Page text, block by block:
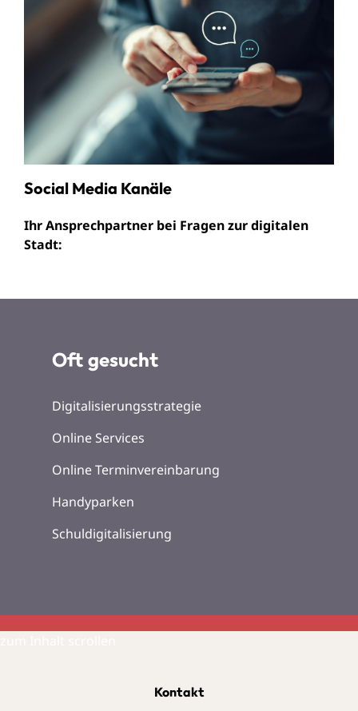
Social Media Kanäle
Ihr Ansprechpartner bei Fragen zur digitalen
Stadt:
Oft gesucht
Digitalisierungsstrategie
Online Services
Online Terminvereinbarung
Handyparken
Schuldigitalisierung
Kontakt